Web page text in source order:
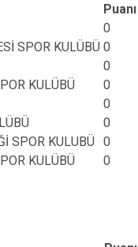
Puanı
0
SPOR KULÜBÜ 0
0
KULÜBÜ
0
0
0
SPOR KULUBÜ
0
KULÜBÜ 0